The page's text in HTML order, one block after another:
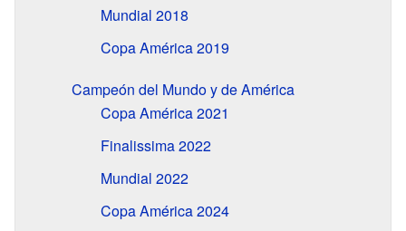
Mundial 2018
Copa América 2019
Campeón del Mundo y de América
Copa América 2021
Finalissima 2022
Mundial 2022
Copa América 2024